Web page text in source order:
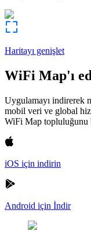
Haritayı genişlet
WiFi Map'ı
Uygulamayı indirerek
mobil veri ve global
WiFi Map topluluğunu
iOS için indirin
Android için İndir